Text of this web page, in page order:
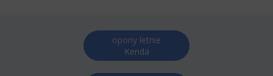
opony letnie
Kenda